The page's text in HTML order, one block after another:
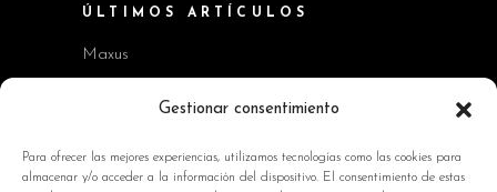
Gestionar consentimiento
Para ofrecer las mejores experiencias, utilizamos tecnologías como las cookies para
almacenar y/o acceder a la información del dispositivo. El consentimiento de estas
ÚLTIMOS ARTÍCULOS
Maxus
Workshop BMW Neue Klasse
Kia EV2 y Kia Seltos